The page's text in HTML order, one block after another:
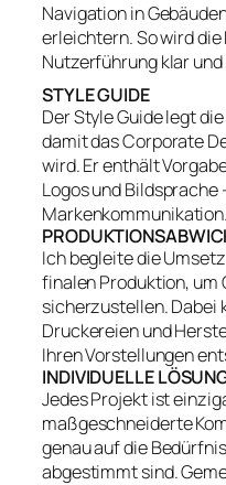
Navigation in
erleichtern. So wird
Nutzerführung klar
STYLE GUIDE
Der Style Guide legt
damit das Corporate
wird. Er enthält
Logos und
Markenkommunikation.
Ich begleite die
finalen Produktion, um
sicherzustellen. Dabei
Druckereien und
Ihren Vorstellungen
INDIVIDUELLE
Jedes Projekt ist
maßgeschneiderte
genau auf die
abgestimmt sind.